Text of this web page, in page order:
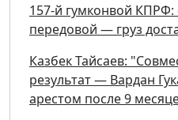
157-й гумконвой
передовой — груз
Казбек Тайсаев:
результат — Вардан
арестом после 9